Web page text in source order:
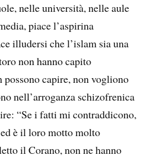
nelle università, nelle aule
piace l’aspirina
illudersi che l’islam sia una
non hanno capito
possono capire, non vogliono
nell’arroganza schizofrenica
“Se i fatti mi contraddicono,
è il loro motto molto
il Corano, non ne hanno